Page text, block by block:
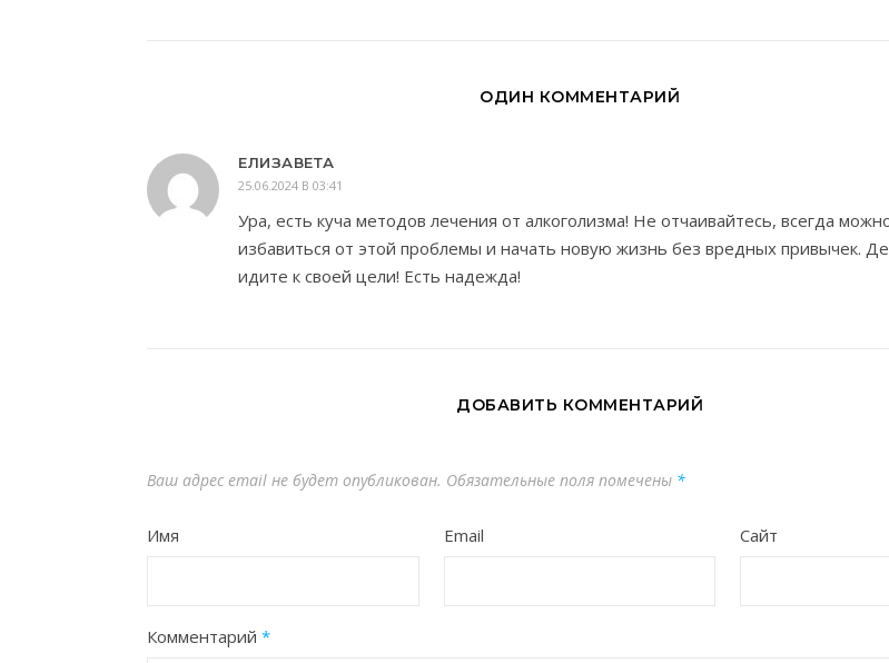
ОДИН КОММЕНТАРИЙ
ЕЛИЗАВЕТА
25.06.2024 В 03:41
Ура, есть куча методов лечения от алкоголизма! Не отчаивайтесь, всегда
избавиться от этой проблемы и начать новую жизнь без вредных привычек.
идите к своей цели! Есть надежда!
ДОБАВИТЬ КОММЕНТАРИЙ
Ваш адрес email не будет опубликован. Обязательные поля помечены *
Имя Email Сайт
Комментарий *